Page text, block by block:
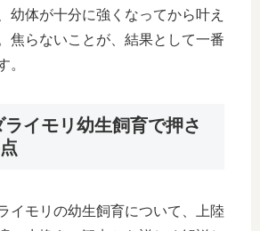
幼体が十分に強くなってから叶え
焦らないことが、結果として一番
。
ライモリ幼生飼育で押さ
イモリの幼生飼育について、上陸